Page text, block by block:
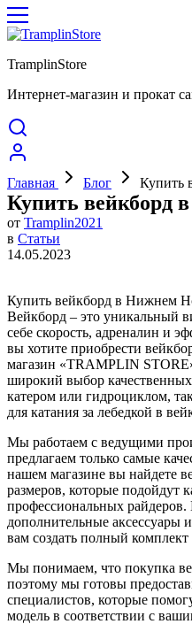
TramplinStore
Интернет-магазин и прокат
Главная Блог Купить
Купить вейкборд
от Tramplin2021
в Статьи
14.05.2023
Купить вейкборд в Нижнем
Вейкборд – это уникальный
себе скорость, адреналин и
вы хотите приобрести
магазин «TRAMPLIN
широкий выбор качественных
катером или гидроциклом,
для катания за лебедкой в
Мы работаем с ведущими
предлагаем только самые
нашем магазине вы найдете
размеров, которые подойдут
профессиональных
дополнительные аксессуары
вам создать полный
Мы понимаем, что покупка
поэтому мы готовы
специалистов, которые
модель в соответствии с